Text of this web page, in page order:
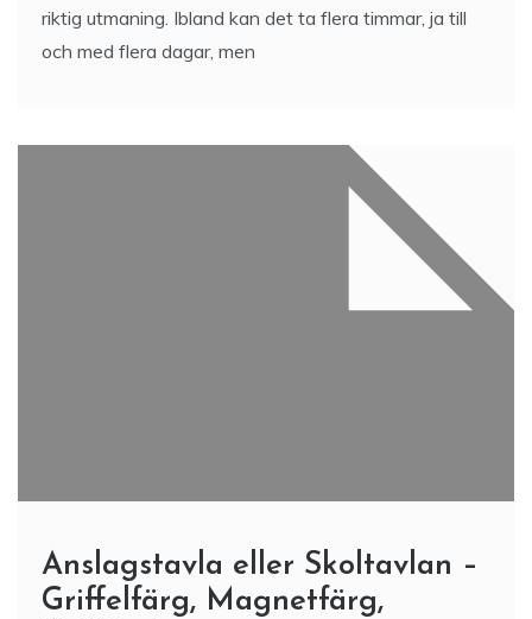
riktig utmaning. Ibland kan det ta flera timmar, ja till
och med flera dagar, men
Anslagstavla eller Skoltavlan –
Griffelfärg, Magnetfärg,